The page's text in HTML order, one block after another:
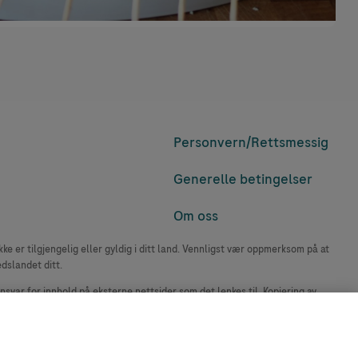
Personvern/Rettsmessig
Generelle betingelser
Om oss
er tilgjengelig eller gyldig i ditt land. Vennligst vær oppmerksom på at
ditt.
for innhold på eksterne nettsider som det lenkes til. Kopiering av